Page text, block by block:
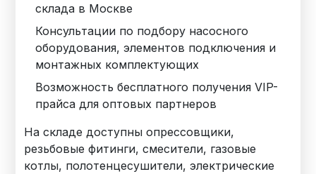
склада в Москве
Консультации по подбору насосного
оборудования, элементов подключения и
монтажных комплектующих
Возможность бесплатного получения VIP-
прайса для оптовых партнеров
На складе доступны опрессовщики,
резьбовые фитинги, смесители, газовые
котлы, полотенцесушители, электрические